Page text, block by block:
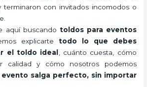
terminaron con invitados incomodos o
aquí buscando toldos para eventos
explicartetodo lo que debes
el toldo ideal
, cuánto cuesta, cómo
calidad y cómo nosotros podemos
salga perfecto, sin importar